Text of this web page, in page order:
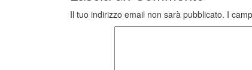
Il tuo indirizzo email non sarà pubblicato. I